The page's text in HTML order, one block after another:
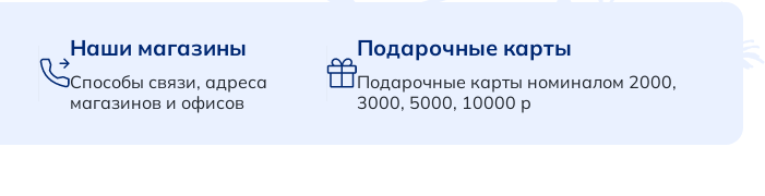
Наши магазины
Способы связи, адреса
магазинов и офисов
Подарочные карты
Подарочные карты номиналом 2000,
3000, 5000, 10000 р